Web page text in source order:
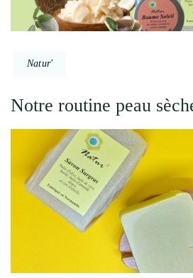
Natur'
Notre routine peau